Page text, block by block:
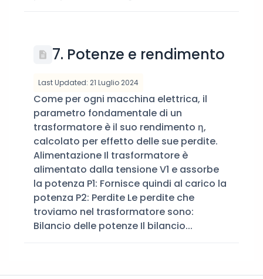
7. Potenze e rendimento
Last Updated: 21 Luglio 2024
Come per ogni macchina elettrica, il
parametro fondamentale di un
trasformatore è il suo rendimento η,
calcolato per effetto delle sue perdite.
Alimentazione Il trasformatore è
alimentato dalla tensione V1 e assorbe
la potenza P1: Fornisce quindi al carico la
potenza P2: Perdite Le perdite che
troviamo nel trasformatore sono:
Bilancio delle potenze Il bilancio...